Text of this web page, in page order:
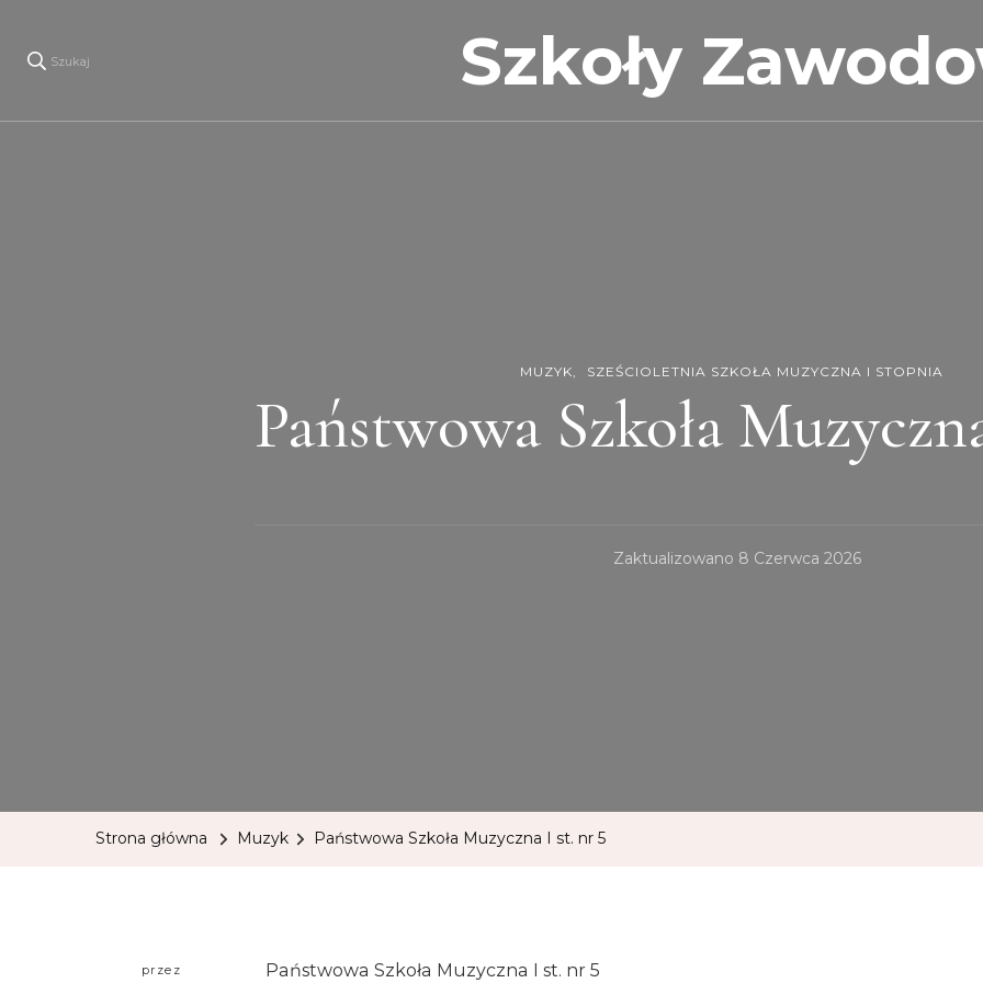
Szukaj Szkoły
MUZYK SZEŚCIOLETNIA SZKOŁA MUZYCZNA I STOPNIA
Państwowa Szkoła
Zaktualizowano 8 Czerwca 2026
Strona główna Muzyk Państwowa Szkoła Muzyczna I st. nr 5
przez Państwowa Szkoła Muzyczna I st. nr 5